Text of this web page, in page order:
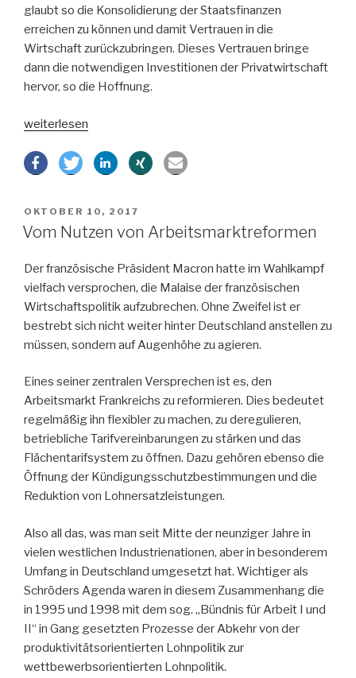
glaubt so die Konsolidierung der Staatsfinanzen
erreichen zu können und damit Vertrauen in die
Wirtschaft zurückzubringen. Dieses Vertrauen bringe
dann die notwendigen Investitionen der Privatwirtschaft
hervor, so die Hoffnung.
„Wie
Italien
Krise?“
weiterlesen
VERÖFFENTLICHT
AM
OKTOBER 10, 2017
Vom Nutzen von Arbeitsmarktreformen
Der französische Präsident Macron hatte im Wahlkampf
vielfach versprochen, die Malaise der französischen
Wirtschaftspolitik aufzubrechen. Ohne Zweifel ist er
bestrebt sich nicht weiter hinter Deutschland anstellen zu
müssen, sondern auf Augenhöhe zu agieren.
Eines seiner zentralen Versprechen ist es, den
Arbeitsmarkt Frankreichs zu reformieren. Dies bedeutet
regelmäßig ihn flexibler zu machen, zu deregulieren,
betriebliche Tarifvereinbarungen zu stärken und das
Flächentarifsystem zu öffnen. Dazu gehören ebenso die
Öffnung der Kündigungsschutzbestimmungen und die
Reduktion von Lohnersatzleistungen.
Also all das, was man seit Mitte der neunziger Jahre in
vielen westlichen Industrienationen, aber in besonderem
Umfang in Deutschland umgesetzt hat. Wichtiger als
Schröders Agenda waren in diesem Zusammenhang die
in 1995 und 1998 mit dem sog. „Bündnis für Arbeit I und
II“ in Gang gesetzten Prozesse der Abkehr von der
produktivitätsorientierten Lohnpolitik zur
wettbewerbsorientierten Lohnpolitik.